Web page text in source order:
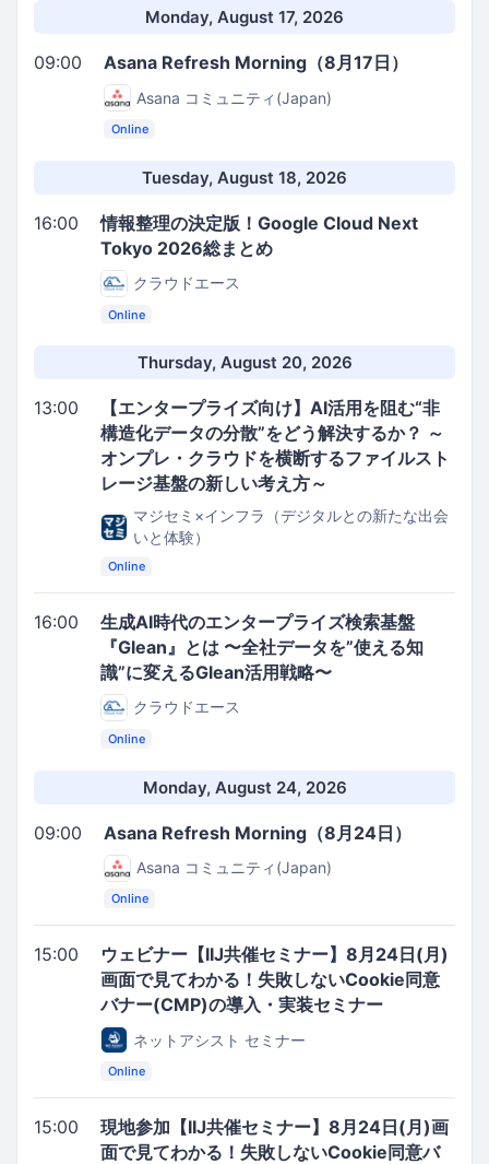
Monday, August 17, 2026
09:00 Asana Refresh Morning（8月17日）
Asana コミュニティ(Japan)
Online
Tuesday, August 18, 2026
16:00
情報整理の決定版！Google Cloud Next
Tokyo 2026総まとめ
クラウドエース
Online
Thursday, August 20, 2026
13:00
【エンタープライズ向け】AI活用を阻む“非
構造化データの分散”をどう解決するか？ ～
オンプレ・クラウドを横断するファイルスト
レージ基盤の新しい考え方～
マジセミ×インフラ（デジタルとの新たな出会
いと体験）
Online
16:00
生成AI時代のエンタープライズ検索基盤
『Glean』とは 〜全社データを”使える知
識”に変えるGlean活用戦略〜
クラウドエース
Online
Monday, August 24, 2026
09:00 Asana Refresh Morning（8月24日）
Asana コミュニティ(Japan)
Online
15:00
ウェビナー【IIJ共催セミナー】8月24日(月)
画面で見てわかる！失敗しないCookie同意
バナー(CMP)の導入・実装セミナー
ネットアシスト セミナー
Online
15:00
現地参加【IIJ共催セミナー】8月24日(月)画
面で見てわかる！失敗しないCookie同意バ